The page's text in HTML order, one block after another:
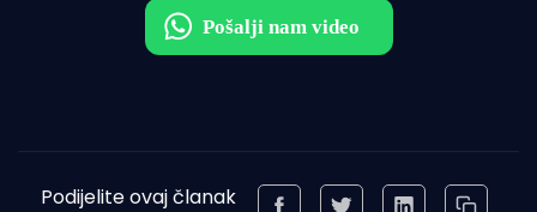
Podijelite ovaj članak